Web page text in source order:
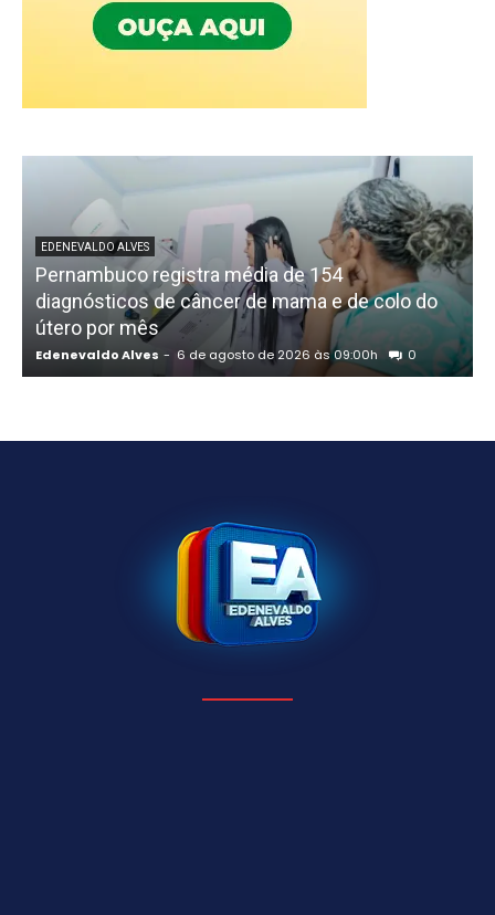
EDENEVALDO ALVES
Pernambuco registra média de 154
diagnósticos de câncer de mama e de colo do
útero por mês
Edenevaldo Alves - 6 de agosto de 2026 às 09:00h 0